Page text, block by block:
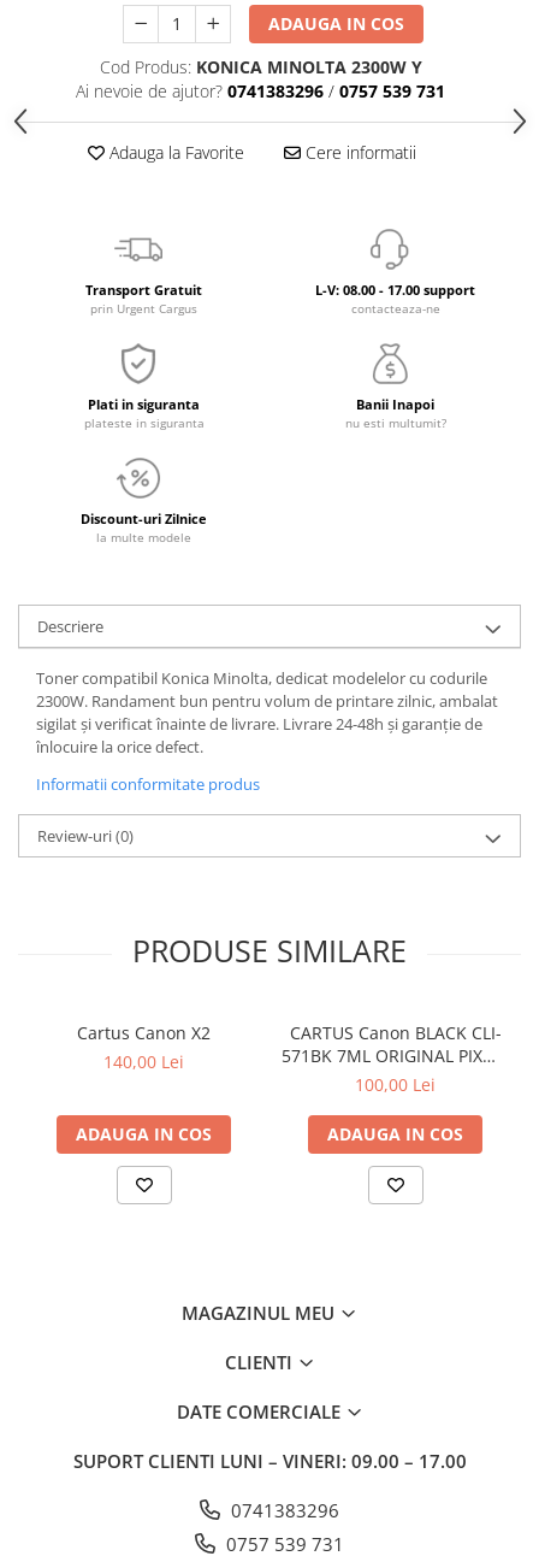
ADAUGA IN COS
Cod Produs: KONICA MINOLTA 2300W Y
Ai nevoie de ajutor? 0741383296 / 0757 539 731
Adauga la Favorite Cere informatii
Transport Gratuit
prin Urgent Cargus
L-V: 08.00 - 17.00 support
contacteaza-ne
Plati in siguranta
plateste in siguranta
Banii Inapoi
nu esti multumit?
Discount-uri Zilnice
la multe modele
Descriere
Toner compatibil Konica Minolta, dedicat modelelor cu codurile
2300W. Randament bun pentru volum de printare zilnic, ambalat
sigilat și verificat înainte de livrare. Livrare 24-48h și garanție de
înlocuire la orice defect.
Informatii conformitate produs
Review-uri(0)
PRODUSE SIMILARE
Cartus Canon X2
140,00 Lei
ADAUGA IN COS
CARTUS Canon BLACK CLI-
571BK 7ML ORIGINAL PIXMA
MG6850
100,00 Lei
ADAUGA IN COS
MAGAZINUL MEU
CLIENTI
DATE COMERCIALE
SUPORT CLIENTI LUNI – VINERI: 09.00 – 17.00
0741383296
0757 539 731